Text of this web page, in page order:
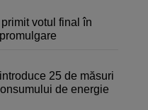
votul final în
25 de măsuri
de energie